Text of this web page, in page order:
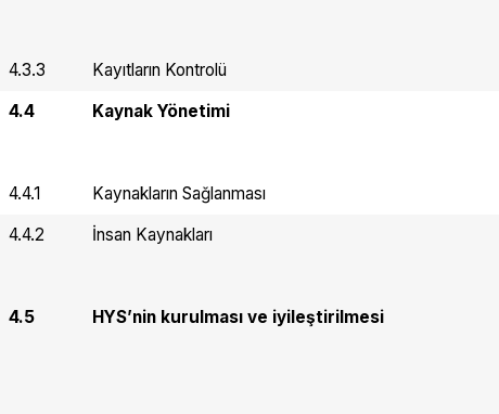
4.3.3
Kayıtların Kontrolü
4.4
Kaynak Yönetimi
4.4.1
Kaynakların Sağlanması
4.4.2
İnsan Kaynakları
4.5
HYS’nin kurulması ve iyileştirilmesi